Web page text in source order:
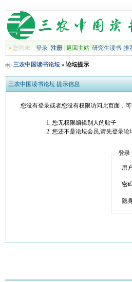
»您尚未 登录 注册| 返回主站| 研究生读书| 推
三农中国读书论坛» 论坛提示
三农中国读书论坛 提示信息
您没有登录或者您没有权限访问此页面，
您无权限编辑别人的贴子
您还不是论坛会员,请先登录论
登录
用
密
隐